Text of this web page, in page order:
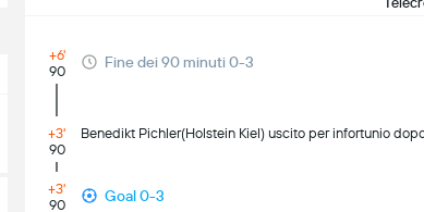
+6'
90
Fine dei 90 minuti 0-3
+3'
90
Benedikt Pichler(Holstein Kiel) uscito per infortunio
+3'
90
Goal 0-3